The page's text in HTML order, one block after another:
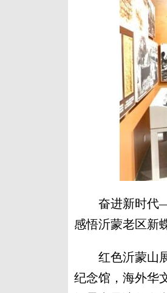
奋进新时代——
感悟沂蒙老区
红色沂蒙山展
纪念馆，海外华